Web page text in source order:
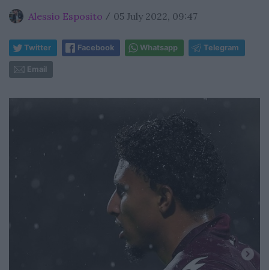
Alessio Esposito / 05 July 2022, 09:47
Twitter Facebook Whatsapp Telegram
Email